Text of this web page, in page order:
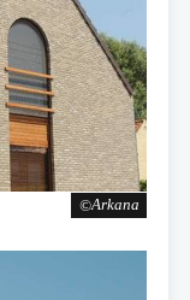
Arkana